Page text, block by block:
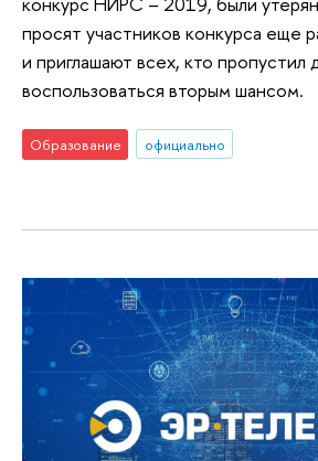
просят участников конкурса еще
и приглашают всех, кто пропустил
воспользоваться вторым шансом.
Образование официально